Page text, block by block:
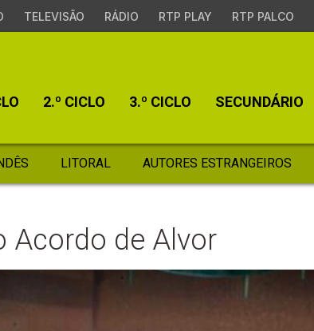
TELEVISÃO RÁDIO RTP PLAY RTP PALCO
2.º CICLO 3.º CICLO SECUNDÁRIO
LITORAL AUTORES ESTRANGEIROS
Acordo de Alvor